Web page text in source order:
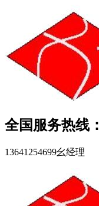
全国服务热线：
13641254699幺经理